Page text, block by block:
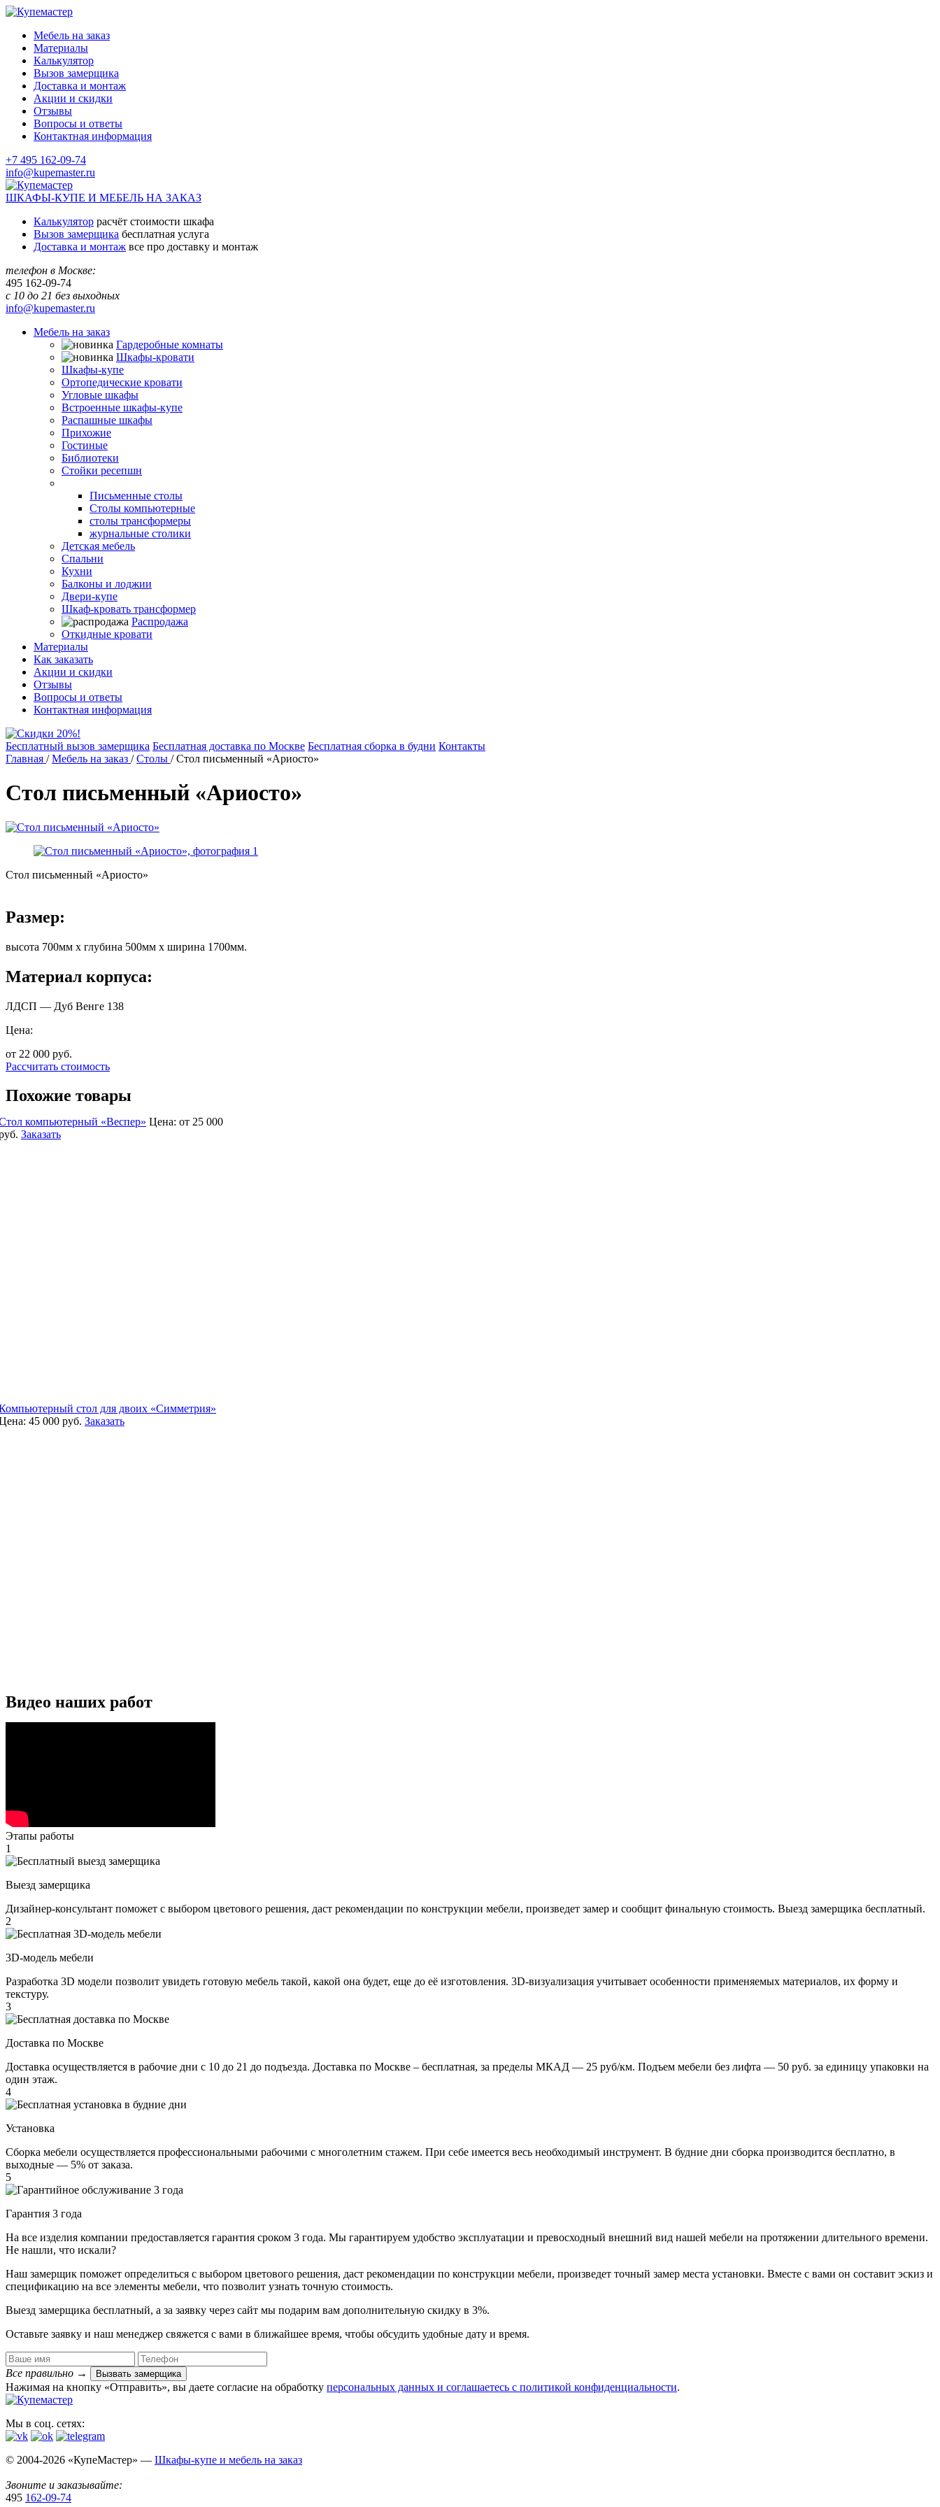
Мебель на заказ
Материалы
Калькулятор
Вызов замерщика
Доставка и монтаж
Акции и скидки
Отзывы
Вопросы и ответы
Контактная информация
+7 495 162-09-74
info@kupemaster.ru
ШКАФЫ-КУПЕ И МЕБЕЛЬ НА ЗАКАЗ
Калькулятор расчёт стоимости шкафа
Вызов замерщика бесплатная услуга
Доставка и монтаж все про доставку и монтаж
телефон в Москве:
495 162-09-74
с 10 до 21 без выходных
info@kupemaster.ru
Мебель на заказ
Гардеробные комнаты
Шкафы-кровати
Шкафы-купе
Ортопедические кровати
Угловые шкафы
Встроенные шкафы-купе
Распашные шкафы
Прихожие
Гостиные
Библиотеки
Стойки ресепшн
Письменные столы
Столы компьютерные
столы трансформеры
журнальные столики
Детская мебель
Спальни
Кухни
Балконы и лоджии
Двери-купе
Шкаф-кровать трансформер
Распродажа
Откидные кровати
Материалы
Как заказать
Акции и скидки
Отзывы
Вопросы и ответы
Контактная информация
Бесплатный вызов замерщика Бесплатная доставка по Москве Бесплатная сборка в будни Контакты
Главная /Мебель на заказ /Столы /Стол письменный «Ариосто»
Стол письменный «Ариосто»
Стол письменный «Ариосто»
Размер:
высота 700мм х глубина 500мм х ширина 1700мм.
Материал корпуса:
ЛДСП — Дуб Венге 138
Цена:
от 22 000 руб.
Рассчитать стоимость
Похожие товары
компьютерный «Веспер» Цена: от 25 000
Заказать
стол для двоих «Симметрия»
45 000 руб. Заказать
Видео наших работ
Этапы работы
1
Выезд замерщика
Дизайнер-консультант поможет с выбором цветового решения, даст рекомендации по конструкции мебели, произведет замер и сообщит финальную стоимость. Выезд замерщика бесплатный.
2
3D-модель мебели
Разработка 3D модели позволит увидеть готовую мебель такой, какой она будет, еще до её изготовления. 3D-визуализация учитывает особенности применяемых материалов, их форму и
текстуру.
3
Доставка по Москве
Доставка осуществляется в рабочие дни с 10 до 21 до подъезда. Доставка по Москве – бесплатная, за пределы МКАД — 25 руб/км. Подъем мебели без лифта — 50 руб. за единицу упаковки на
один этаж.
4
Установка
Сборка мебели осуществляется профессиональными рабочими с многолетним стажем. При себе имеется весь необходимый инструмент. В будние дни сборка производится бесплатно, в
выходные — 5% от заказа.
5
Гарантия 3 года
На все изделия компании предоставляется гарантия сроком 3 года. Мы гарантируем удобство эксплуатации и превосходный внешний вид нашей мебели на протяжении длительного времени.
Не нашли, что искали?
Наш замерщик поможет определиться с выбором цветового решения, даст рекомендации по конструкции мебели, произведет точный замер места установки. Вместе с вами он составит эскиз и
спецификацию на все элементы мебели, что позволит узнать точную стоимость.
Выезд замерщика бесплатный, а за заявку через сайт мы подарим вам дополнительную скидку в 3%.
Оставьте заявку и наш менеджер свяжется с вами в ближайшее время, чтобы обсудить удобные дату и время.
Все правильно → Вызвать замерщика
Нажимая на кнопку «Отправить», вы даете согласие на обработку персональных данных​ и соглашаетесь c политикой конфиденциальности.
Мы в соц. сетях:
© 2004-2026 «КупеМастер» — Шкафы-купе и мебель на заказ
Звоните и заказывайте:
495 162-09-74